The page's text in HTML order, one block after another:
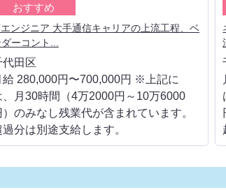
おすすめ
ンジニア 大手通信キャリアの上流工程、ベ
ダーコント...
代田区
給 280,000円〜700,000円 ※上記に
、月30時間（4万2000円～10万6000
）のみなし残業代が含まれています。
過分は別途支給します。